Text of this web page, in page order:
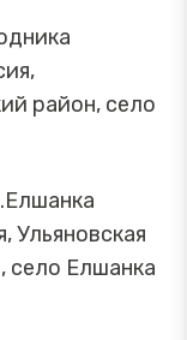
район, село
Ульяновская
село Елшанка